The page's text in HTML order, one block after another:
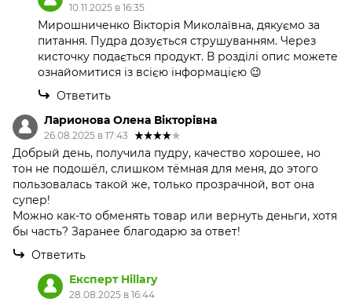
10.11.2025 в 16:35
Мирошниченко Вікторія Миколаївна, дякуємо за
питання. Пудра дозується струшуванням. Через
кисточку подається продукт. В розділі опис можете
ознайомитися із всією інформацією 😉
Ответить
Ларионова Олена Вікторівна
26.08.2025 в 17:43
Добрый день, получила пудру, качество хорошее, но
тон не подошёл, слишком тёмная для меня, до этого
пользовалась такой же, только прозрачной, вот она
супер!
Можно как-то обменять товар или вернуть деньги, хотя
бы часть? Заранее благодарю за ответ!
Ответить
Експерт Hillary
28.08.2025 в 16:44